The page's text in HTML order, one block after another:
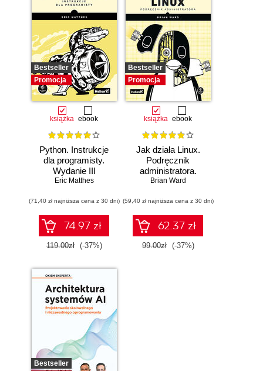
Bestseller
Promocja
książka ebook
Python. Instrukcje
dla programisty.
Wydanie III
Eric Matthes
(71,40 zł najniższa cena z 30 dni)
74.97 zł
119.00zł (-37%)
Bestseller
Promocja
książka ebook
Jak działa Linux.
Podręcznik
administratora.
Wydanie III
Brian Ward
(59,40 zł najniższa cena z 30 dni)
62.37 zł
99.00zł (-37%)
Bestseller